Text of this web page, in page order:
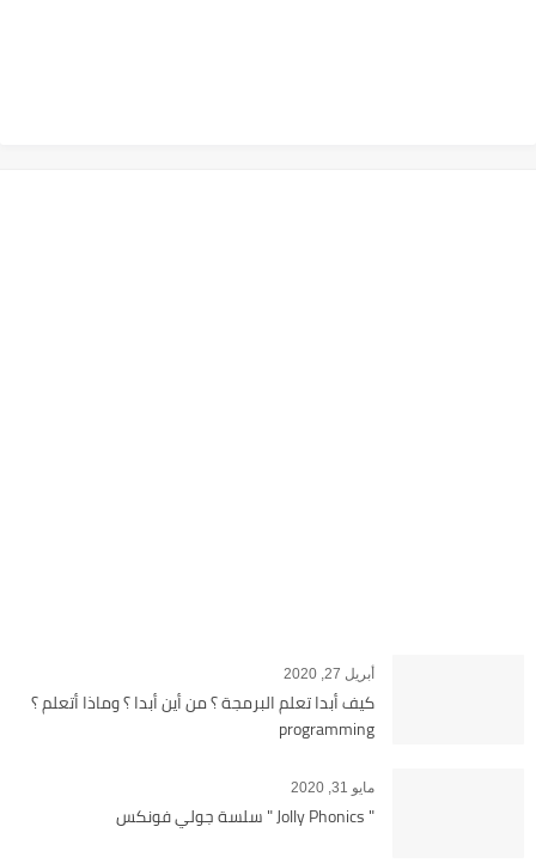
أبريل 27, 2020
كيف أبدا تعلم البرمجة ؟ من أين أبدا ؟ وماذا أتعلم ؟
programming
مايو 31, 2020
" Jolly Phonics " سلسة جولي فونكس